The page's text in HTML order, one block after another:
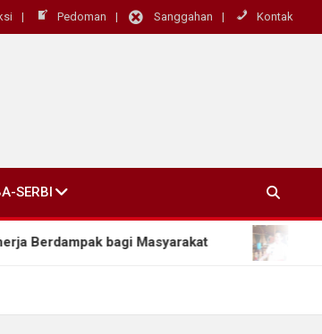
Pedoman Sanggahan Kontak
SERBI
bagi Masyarakat DKPP Klaten